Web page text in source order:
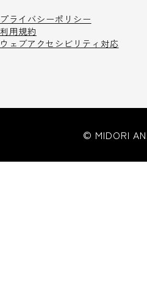
プライバシーポリシー
利用規約
ウェブアクセシビリティ対応
© MIDORI